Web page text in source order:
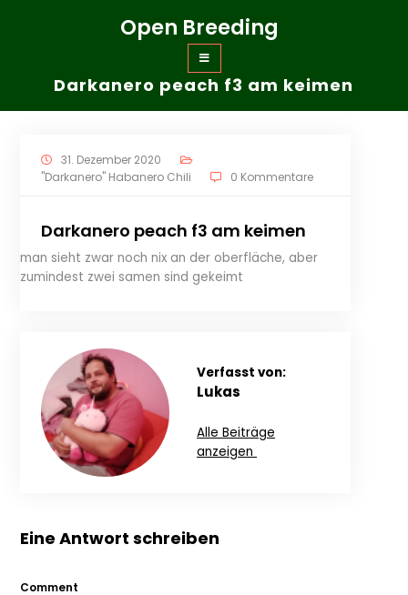
Open Breeding
Darkanero peach f3 am keimen
31. Dezember 2020
"Darkanero" Habanero Chili
0 Kommentare
Darkanero peach f3 am keimen
man sieht zwar noch nix an der oberfläche, aber
zumindest zwei samen sind gekeimt
Verfasst von:
Lukas
Alle Beiträge
anzeigen
Eine Antwort schreiben
Comment